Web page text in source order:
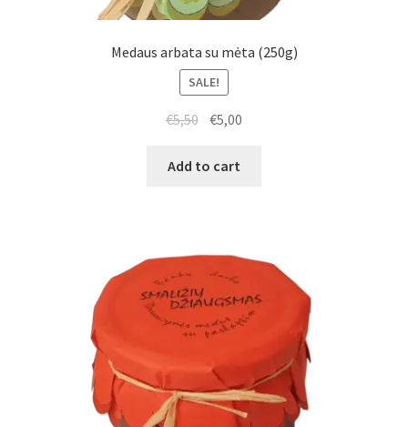
Medaus arbata su mėta (250g)
SALE!
€5,50 €5,00
Add to cart